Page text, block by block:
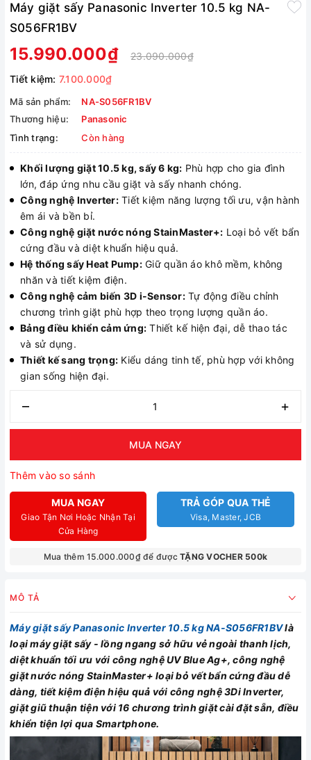
Máy giặt sấy Panasonic Inverter 10.5 kg NA-
S056FR1BV
15.990.000₫
23.090.000₫
Tiết kiệm: 7.100.000₫
Mã sản phẩm:
NA-S056FR1BV
Thương hiệu:
Panasonic
Tình trạng:
Còn hàng
Khối lượng giặt 10.5 kg, sấy 6 kg: Phù hợp cho gia đình
lớn, đáp ứng nhu cầu giặt và sấy nhanh chóng.
Công nghệ Inverter:Tiết kiệm năng lượng tối ưu, vận hành
êm ái và bền bỉ.
Công nghệ giặt nước nóng StainMaster+: Loại bỏ vết bẩn
cứng đầu và diệt khuẩn hiệu quả.
Hệ thống sấy Heat Pump:Giữ quần áo khô mềm, không
nhăn và tiết kiệm điện.
Công nghệ cảm biến 3D i-Sensor:Tự động điều chỉnh
chương trình giặt phù hợp theo trọng lượng quần áo.
Bảng điều khiển cảm ứng: Thiết kế hiện đại, dễ thao tác
và sử dụng.
Thiết kế sang trọng: Kiểu dáng tinh tế, phù hợp với không
gian sống hiện đại.
– +
MUA NGAY
Thêm vào so sánh
MUA NGAY
Giao Tận Nơi Hoặc Nhận Tại
Cửa Hàng
TRẢ GÓP QUA THẺ
Visa, Master, JCB
Mua thêm 15.000.000₫ để đượcTẶNG VOCHER 500k
MÔ TẢ
Máy giặt sấy Panasonic Inverter 10.5 kg NA-S056FR1BVlà
loại máy giặt sấy - lồng ngang sở hữu vẻ ngoài thanh lịch,
diệt khuẩn tối ưu với công nghệ UV Blue Ag+, công nghệ
giặt nước nóng StainMaster+ loại bỏ vết bẩn cứng đầu dễ
dàng, tiết kiệm điện hiệu quả với công nghệ 3Di Inverter,
giặt giũ thuận tiện với 16 chương trình giặt cài đặt sẵn, điều
khiển tiện lợi qua Smartphone.